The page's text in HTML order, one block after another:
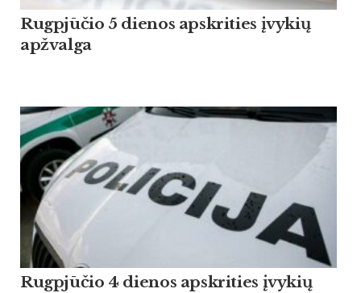
Rugpjūčio 5 dienos apskrities įvykių
apžvalga
Rugpjūčio 4 dienos apskrities įvykių